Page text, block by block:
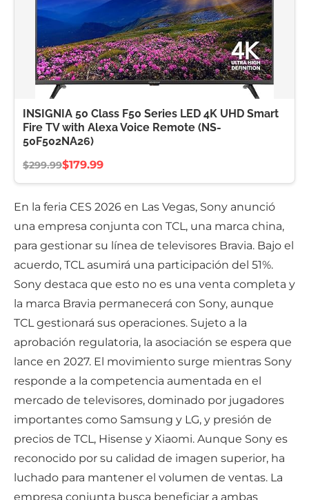
INSIGNIA 50 Class F50 Series LED 4K UHD Smart
Fire TV with Alexa Voice Remote (NS-
50F502NA26)
$299.99$179.99
En la feria CES 2026 en Las Vegas, Sony anunció
una empresa conjunta con TCL, una marca china,
para gestionar su línea de televisores Bravia. Bajo el
acuerdo, TCL asumirá una participación del 51%.
Sony destaca que esto no es una venta completa y
la marca Bravia permanecerá con Sony, aunque
TCL gestionará sus operaciones. Sujeto a la
aprobación regulatoria, la asociación se espera que
lance en 2027. El movimiento surge mientras Sony
responde a la competencia aumentada en el
mercado de televisores, dominado por jugadores
importantes como Samsung y LG, y presión de
precios de TCL, Hisense y Xiaomi. Aunque Sony es
reconocido por su calidad de imagen superior, ha
luchado para mantener el volumen de ventas. La
empresa conjunta busca beneficiar a ambas